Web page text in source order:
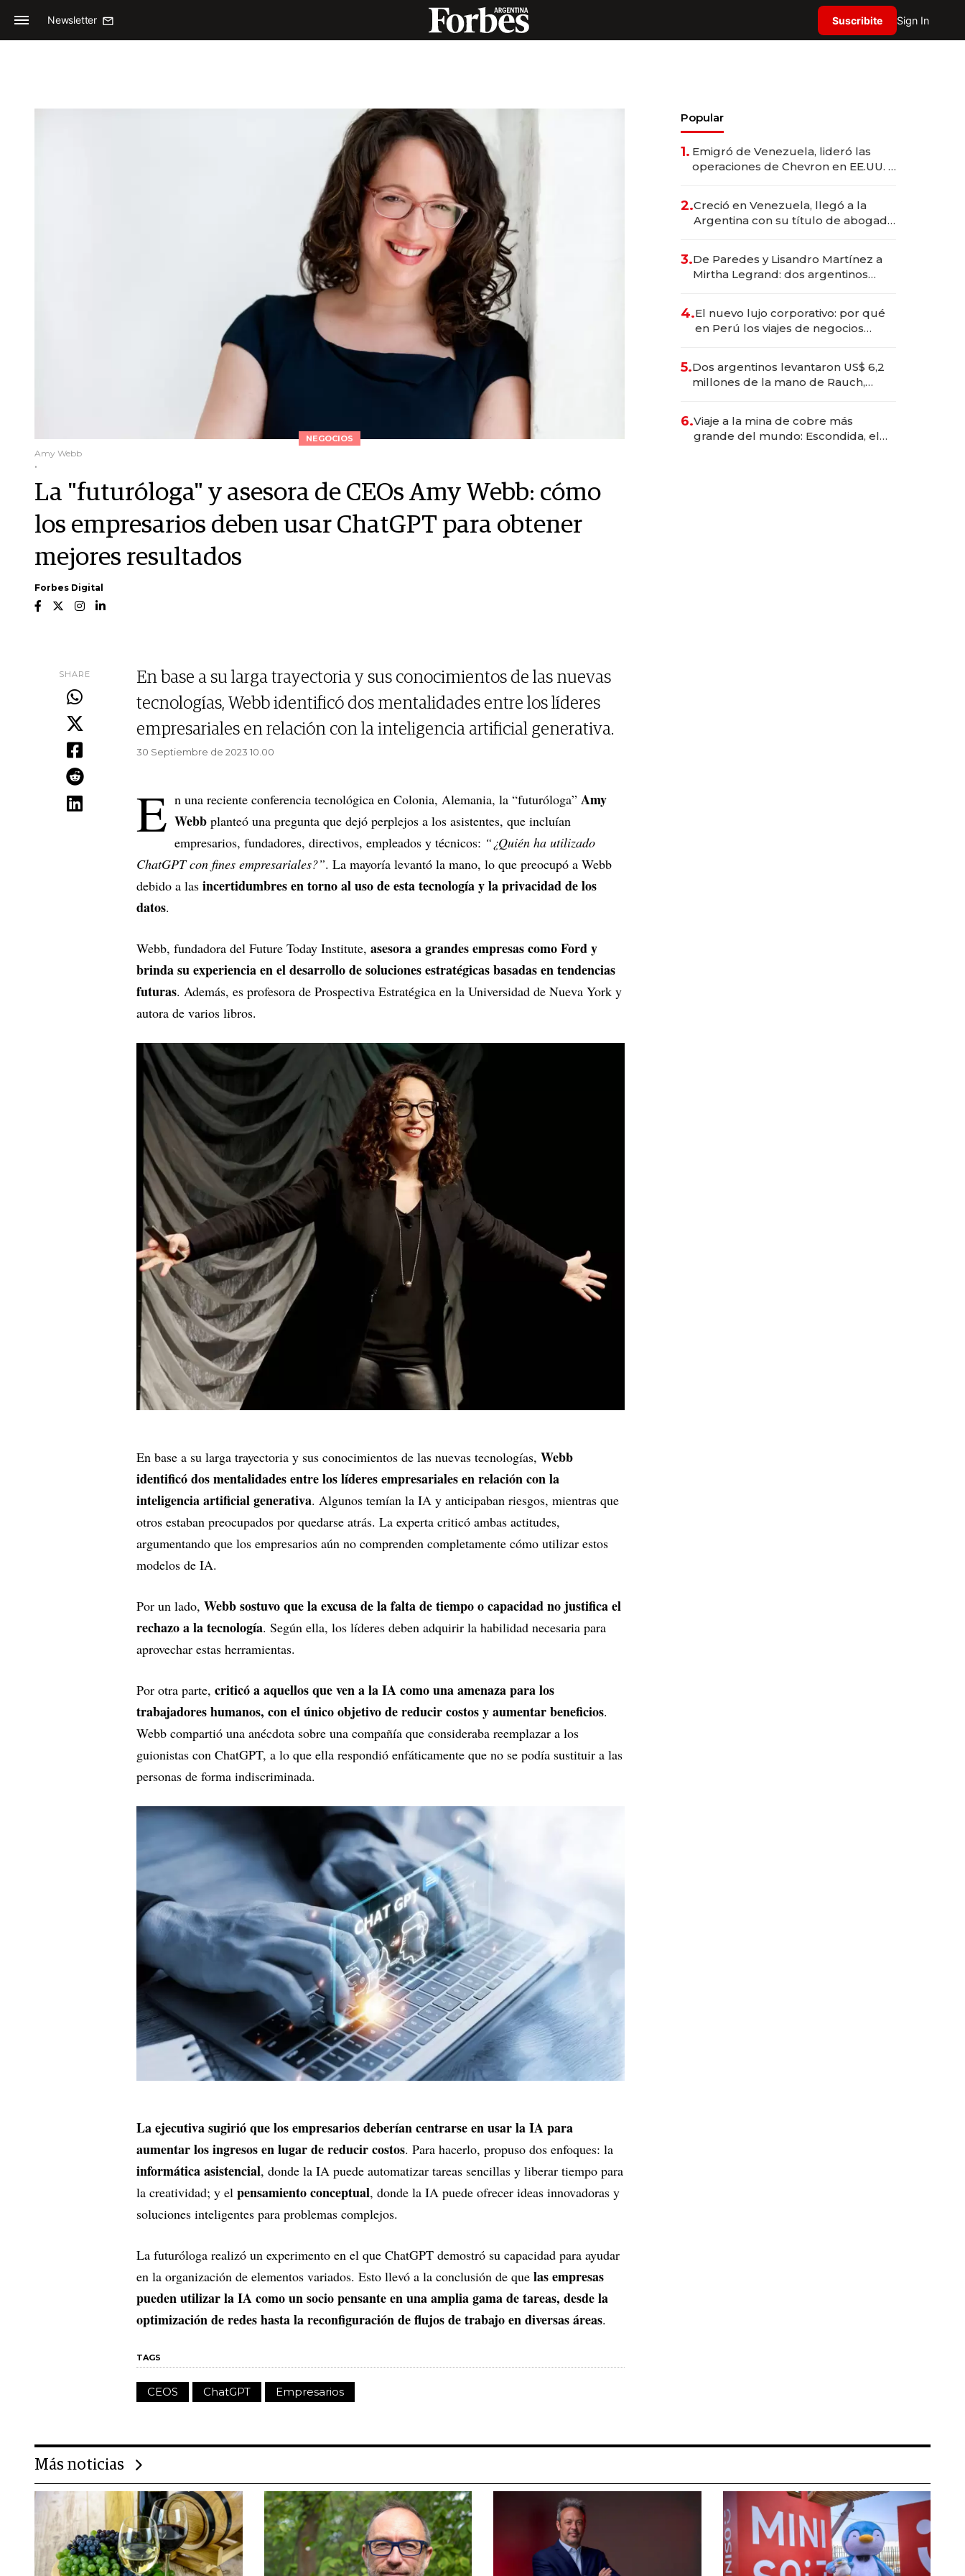
Newsletter Suscribite Sign In
NEGOCIOS
Amy Webb
.
La "futuróloga" y asesora de CEOs Amy Webb: cómo
los empresarios deben usar ChatGPT para obtener
mejores resultados
Forbes Digital
SHARE
En base a su larga trayectoria y sus conocimientos de las nuevas
tecnologías, Webb identificó dos mentalidades entre los líderes
empresariales en relación con la inteligencia artificial generativa.
30 Septiembre de 2023 10.00
E n una reciente conferencia tecnológica en Colonia, Alemania, la “futuróloga” Amy
Webb planteó una pregunta que dejó perplejos a los asistentes, que incluían
empresarios, fundadores, directivos, empleados y técnicos: “¿Quién ha utilizado
ChatGPT con fines empresariales?”. La mayoría levantó la mano, lo que preocupó a Webb
debido a las incertidumbres en torno al uso de esta tecnología y la privacidad de los
datos.
Webb, fundadora del Future Today Institute, asesora a grandes empresas como Ford y
brinda su experiencia en el desarrollo de soluciones estratégicas basadas en tendencias
futuras. Además, es profesora de Prospectiva Estratégica en la Universidad de Nueva York y
autora de varios libros.
En base a su larga trayectoria y sus conocimientos de las nuevas tecnologías, Webb
identificó dos mentalidades entre los líderes empresariales en relación con la
inteligencia artificial generativa. Algunos temían la IA y anticipaban riesgos, mientras que
otros estaban preocupados por quedarse atrás. La experta criticó ambas actitudes,
argumentando que los empresarios aún no comprenden completamente cómo utilizar estos
modelos de IA.
Por un lado, Webb sostuvo que la excusa de la falta de tiempo o capacidad no justifica el
rechazo a la tecnología. Según ella, los líderes deben adquirir la habilidad necesaria para
aprovechar estas herramientas.
Por otra parte, criticó a aquellos que ven a la IA como una amenaza para los
trabajadores humanos, con el único objetivo de reducir costos y aumentar beneficios.
Webb compartió una anécdota sobre una compañía que consideraba reemplazar a los
guionistas con ChatGPT, a lo que ella respondió enfáticamente que no se podía sustituir a las
personas de forma indiscriminada.
La ejecutiva sugirió que los empresarios deberían centrarse en usar la IA para
aumentar los ingresos en lugar de reducir costos. Para hacerlo, propuso dos enfoques: la
informática asistencial, donde la IA puede automatizar tareas sencillas y liberar tiempo para
la creatividad; y el pensamiento conceptual, donde la IA puede ofrecer ideas innovadoras y
soluciones inteligentes para problemas complejos.
La futuróloga realizó un experimento en el que ChatGPT demostró su capacidad para ayudar
en la organización de elementos variados. Esto llevó a la conclusión de que las empresas
pueden utilizar la IA como un socio pensante en una amplia gama de tareas, desde la
optimización de redes hasta la reconfiguración de flujos de trabajo en diversas áreas.
TAGS
CEOS ChatGPT Empresarios
Popular
1. Emigró de Venezuela, lideró las
operaciones de Chevron en EE.UU. y
2.Creció en Venezuela, llegó a la
Argentina con su título de abogado
marcas "fast premium"
3.De Paredes y Lisandro Martínez a
Mirtha Legrand: dos argentinos
4.El nuevo lujo corporativo: por qué
en Perú los viajes de negocios
transformadoras
5.Dos argentinos levantaron US$ 6,2
millones de la mano de Rauch,
6.Viaje a la mina de cobre más
grande del mundo: Escondida, el
Más noticias